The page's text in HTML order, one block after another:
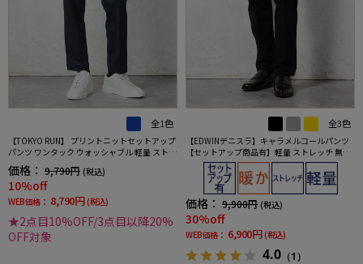
全1色
【TOKYO RUN】 プリントニットセットアップ
パンツ ワンタック ウォッシャブル 軽量 ストレ
ッチ 秋冬
価格： 9,790円 (税込)
10%off
WEB価格： 8,790円 (税込)
★2点目10%OFF/3点目以降20%
OFF対象
全3色
【EDWINデニスラ】キャラメルコールパンツ
【セットアップ商品有】軽量 ストレッチ 無地
価格： 9,900円 (税込)
30%off
WEB価格： 6,900円 (税込)
4.0 （1）